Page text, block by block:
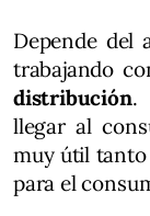
Depende del
trabajando
distribución.
llegar al
muy útil tanto
para el